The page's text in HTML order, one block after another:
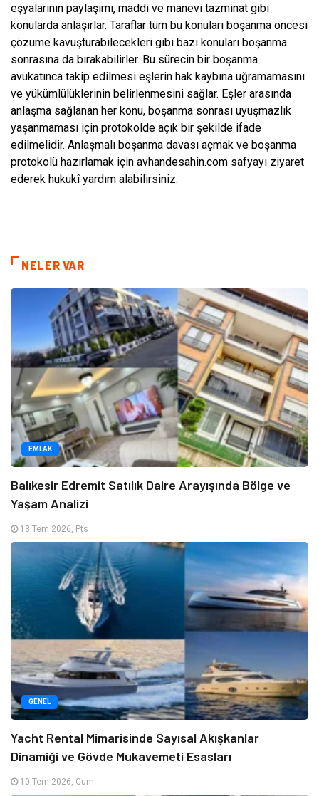
eşyalarının paylaşımı, maddi ve manevi tazminat gibi
konularda anlaşırlar. Taraflar tüm bu konuları boşanma öncesi
çözüme kavuşturabilecekleri gibi bazı konuları boşanma
sonrasına da bırakabilirler. Bu sürecin bir boşanma
avukatınca takip edilmesi eşlerin hak kaybına uğramamasını
ve yükümlülüklerinin belirlenmesini sağlar. Eşler arasında
anlaşma sağlanan her konu, boşanma sonrası uyuşmazlık
yaşanmaması için protokolde açık bir şekilde ifade
edilmelidir. Anlaşmalı boşanma davası açmak ve boşanma
protokolü hazırlamak için avhandesahin.com safyayı ziyaret
ederek hukukî yardım alabilirsiniz.
NELER VAR
EMLAK
Balıkesir Edremit Satılık Daire Arayışında Bölge ve
Yaşam Analizi
13 Tem 2026, Pts
GENEL
Yacht Rental Mimarisinde Sayısal Akışkanlar
Dinamiği ve Gövde Mukavemeti Esasları
10 Tem 2026, Cum